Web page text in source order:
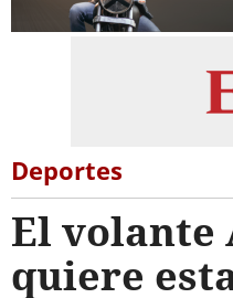
Deportes
El volante
quiere